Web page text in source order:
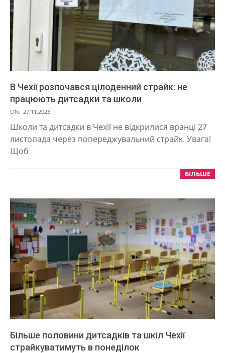
В Чехії розпочався цілоденний страйк: не
працюють дитсадки та школи
2023-
11-
ON: 27.11.2023
Школи та дитсадки в Чехії не відкрилися вранці 27
листопада через попереджувальний страйк. Увага!
Щоб
БІЛЬШЕ
Більше половини дитсадків та шкіл Чехії
страйкуватимуть в понеділок